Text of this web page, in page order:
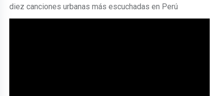
diez canciones urbanas más escuchadas en Perú